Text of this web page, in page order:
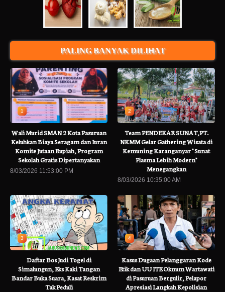
PALING BANYAK DILIHAT
1
Wali Murid SMAN 2 Kota Pasuruan
Keluhkan Biaya Seragam dan Iuran
Komite Jutaan Rupiah, Program
Sekolah Gratis Dipertanyakan
8/03/2026 11:53:00 PM
2
Team PENDEKAR SUNAT,PT.
NKMM Gelar Gathering Wisata di
Kemuning Karanganyar " Sunat
Plasma Lebih Modern"
Menegangkan
8/03/2026 10:35:00 AM
3
Daftar Bos Judi Togel di
Simalungun, Eks Kaki Tangan
Bandar Buka Suara, Kasat Reskrim
Tak Peduli
4
Kasus Dugaan Pelanggaran Kode
Etik dan UU ITE Oknum Wartawati
di Pasuruan Bergulir, Pelapor
Apresiasi Langkah Kepolisian